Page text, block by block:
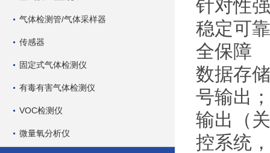
气体检测管/气体采样器
传感器
固定式气体检测仪
有毒有害气体检测仪
VOC检测仪
微量氧分析仪
针对性
稳定可
全保障
数据存
号输出
输出（
控系统